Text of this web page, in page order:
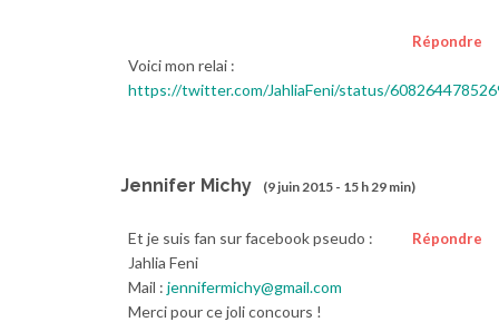
Répondre
Voici mon relai :
https://twitter.com/JahliaFeni/status/
Jennifer Michy (9 juin 2015 - 15 h 29 min)
Répondre
Et je suis fan sur facebook pseudo :
Jahlia Feni
Mail : jennifermichy@gmail.com
Merci pour ce joli concours !